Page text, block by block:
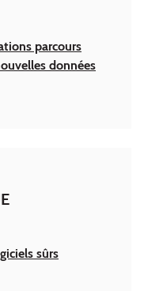
parcours
données
sûrs